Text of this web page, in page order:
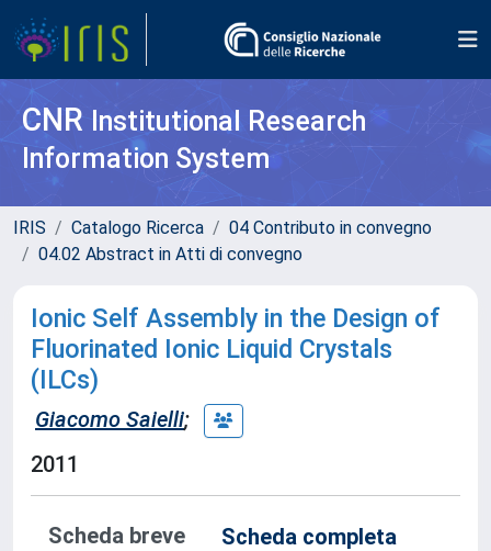
CNR Institutional Research
Information System
IRIS Catalogo Ricerca
04 Contributo in convegno
04.02 Abstract in Atti di convegno
Ionic Self Assembly in the Design of
Fluorinated Ionic Liquid Crystals
(ILCs)
Giacomo Saielli;
2011
Scheda breve
Scheda completa